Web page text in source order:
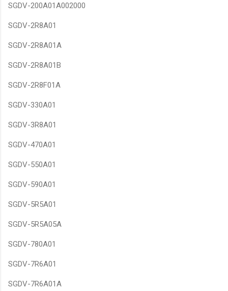
SGDV-200A01A002000
SGDV-2R8A01
SGDV-2R8A01A
SGDV-2R8A01B
SGDV-2R8F01A
SGDV-330A01
SGDV-3R8A01
SGDV-470A01
SGDV-550A01
SGDV-590A01
SGDV-5R5A01
SGDV-5R5A05A
SGDV-780A01
SGDV-7R6A01
SGDV-7R6A01A